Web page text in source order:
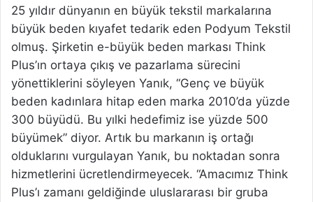
25 yıldır dünyanın en büyük tekstil markalarına
büyük beden kıyafet tedarik eden Podyum Tekstil
olmuş. Şirketin e-büyük beden markası Think
Plus’ın ortaya çıkış ve pazarlama sürecini
yönettiklerini söyleyen Yanık, “Genç ve büyük
beden kadınlara hitap eden marka 2010’da yüzde
300 büyüdü. Bu yılki hedefimiz ise yüzde 500
büyümek” diyor. Artık bu markanın iş ortağı
olduklarını vurgulayan Yanık, bu noktadan sonra
hizmetlerini ücretlendirmeyecek. “Amacımız Think
Plus’ı zamanı geldiğinde uluslararası bir gruba